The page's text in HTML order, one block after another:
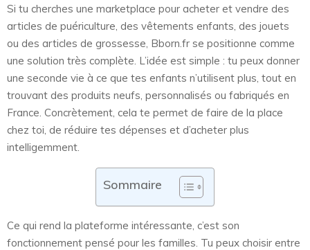
Si tu cherches une marketplace pour acheter et vendre des
articles de puériculture, des vêtements enfants, des jouets
ou des articles de grossesse, Bborn.fr se positionne comme
une solution très complète. L’idée est simple : tu peux donner
une seconde vie à ce que tes enfants n’utilisent plus, tout en
trouvant des produits neufs, personnalisés ou fabriqués en
France. Concrètement, cela te permet de faire de la place
chez toi, de réduire tes dépenses et d’acheter plus
intelligemment.
Sommaire
Ce qui rend la plateforme intéressante, c’est son
fonctionnement pensé pour les familles. Tu peux choisir entre